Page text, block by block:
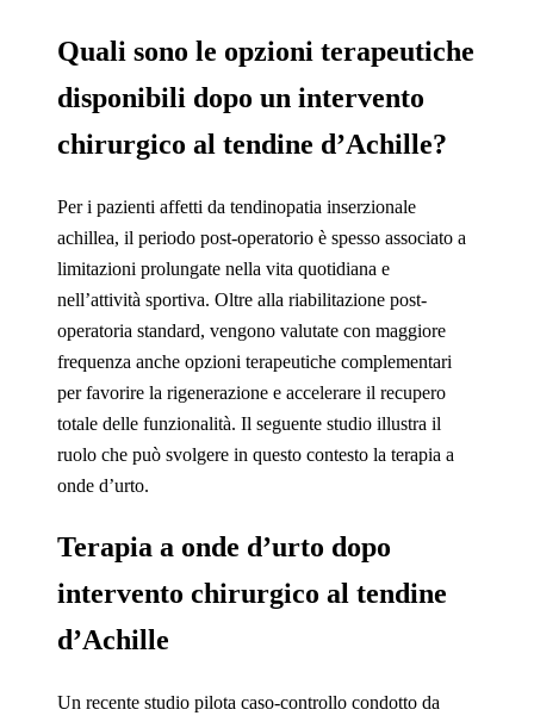
Quali sono le opzioni terapeutiche
disponibili dopo un intervento
chirurgico al tendine d’Achille?
Per i pazienti affetti da tendinopatia inserzionale
achillea, il periodo post-operatorio è spesso associato a
limitazioni prolungate nella vita quotidiana e
nell’attività sportiva. Oltre alla riabilitazione post-
operatoria standard, vengono valutate con maggiore
frequenza anche opzioni terapeutiche complementari
per favorire la rigenerazione e accelerare il recupero
totale delle funzionalità. Il seguente studio illustra il
ruolo che può svolgere in questo contesto la terapia a
onde d’urto.
Terapia a onde d’urto dopo
intervento chirurgico al tendine
d’Achille
Un recente studio pilota caso-controllo condotto da